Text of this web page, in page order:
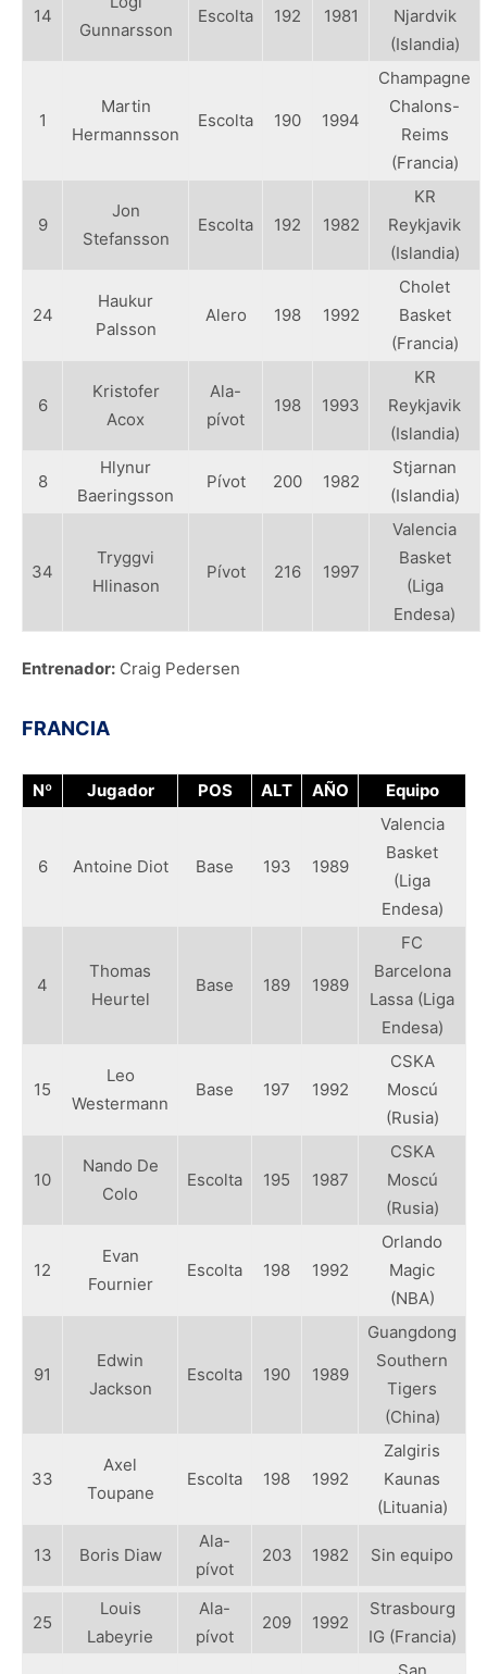
14
Gunnarsson
Escolta 192 1981
Njardvik
(Islandia)
1
Martin
Hermannsson
Escolta 190 1994
Champagne
Chalons-
Reims
(Francia)
9
Jon
Stefansson
Escolta 192 1982
KR
Reykjavik
(Islandia)
24
Haukur
Palsson
Alero 198 1992
Cholet
Basket
(Francia)
6
Kristofer
Acox
Ala-
pívot
198 1993
KR
Reykjavik
(Islandia)
8
Hlynur
Baeringsson
Pívot 200 1982
Stjarnan
(Islandia)
34
Tryggvi
Hlinason
Pívot 216 1997
Valencia
Basket
(Liga
Endesa)
Entrenador: Craig Pedersen
FRANCIA
Nº Jugador POS ALT AÑO Equipo
6 Antoine Diot Base 193 1989
Valencia
Basket
(Liga
Endesa)
4
Thomas
Heurtel
Base 189 1989
FC
Barcelona
Lassa (Liga
Endesa)
15
Leo
Westermann
Base 197 1992
CSKA
Moscú
(Rusia)
10
Nando De
Colo
Escolta 195 1987
CSKA
Moscú
(Rusia)
12
Evan
Fournier
Escolta 198 1992
Orlando
Magic
(NBA)
91
Edwin
Jackson
Escolta 190 1989
Guangdong
Southern
Tigers
(China)
33
Axel
Toupane
Escolta 198 1992
Zalgiris
Kaunas
(Lituania)
13 Boris Diaw
Ala-
pívot
203 1982 Sin equipo
25
Louis
Labeyrie
Ala-
pívot
209 1992
Strasbourg
IG (Francia)